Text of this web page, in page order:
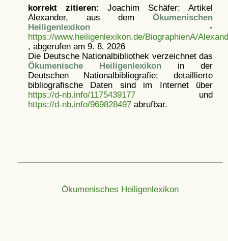
korrekt zitieren: Joachim Schäfer: Artikel
Alexander, aus dem Ökumenischen
Heiligenlexikon-
https://www.heiligenlexikon.de/BiographienA/
, abgerufen am 9. 8. 2026
Die Deutsche Nationalbibliothek verzeichnet das
Ökumenische Heiligenlexikonin der
Deutschen Nationalbibliografie; detaillierte
bibliografische Daten sind im Internet über
https://d-nb.info/1175439177und
https://d-nb.info/969828497abrufbar.
Ökumenisches Heiligenlexikon